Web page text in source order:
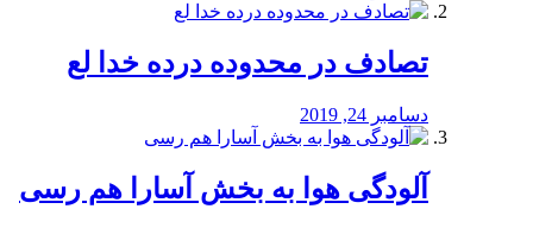
تصادف در محدوده درده خدا لع
دسامبر 24, 2019
آلودگی هوا به بخش آسارا هم رسی